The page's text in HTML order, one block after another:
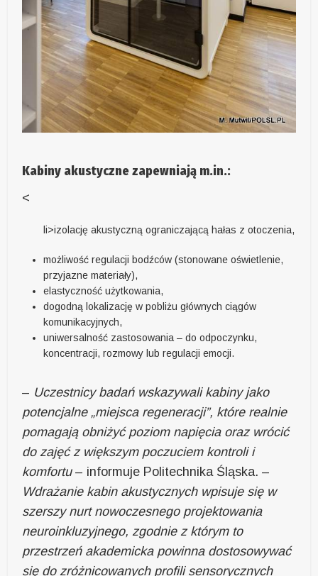
Kabiny akustyczne zapewniają m.in.:
<
li>izolację akustyczną ograniczającą hałas z otoczenia,
możliwość regulacji bodźców (stonowane oświetlenie,
przyjazne materiały),
elastyczność użytkowania,
dogodną lokalizację w pobliżu głównych ciągów
komunikacyjnych,
uniwersalność zastosowania – do odpoczynku,
koncentracji, rozmowy lub regulacji emocji.
– Uczestnicy badań wskazywali kabiny jako
potencjalne „miejsca regeneracji”, które realnie
pomagają obniżyć poziom napięcia oraz wrócić
do zajęć z większym poczuciem kontroli i
komfortu– informuje Politechnika Śląska. –
Wdrażanie kabin akustycznych wpisuje się w
szerszy nurt nowoczesnego projektowania
neuroinkluzyjnego, zgodnie z którym to
przestrzeń akademicka powinna dostosowywać
się do zróżnicowanych profili sensorycznych